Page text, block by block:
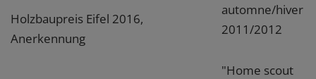
Holzbaupreis Eifel 2016,
Anerkennung
automne/hiver
2011/2012
"Home scout